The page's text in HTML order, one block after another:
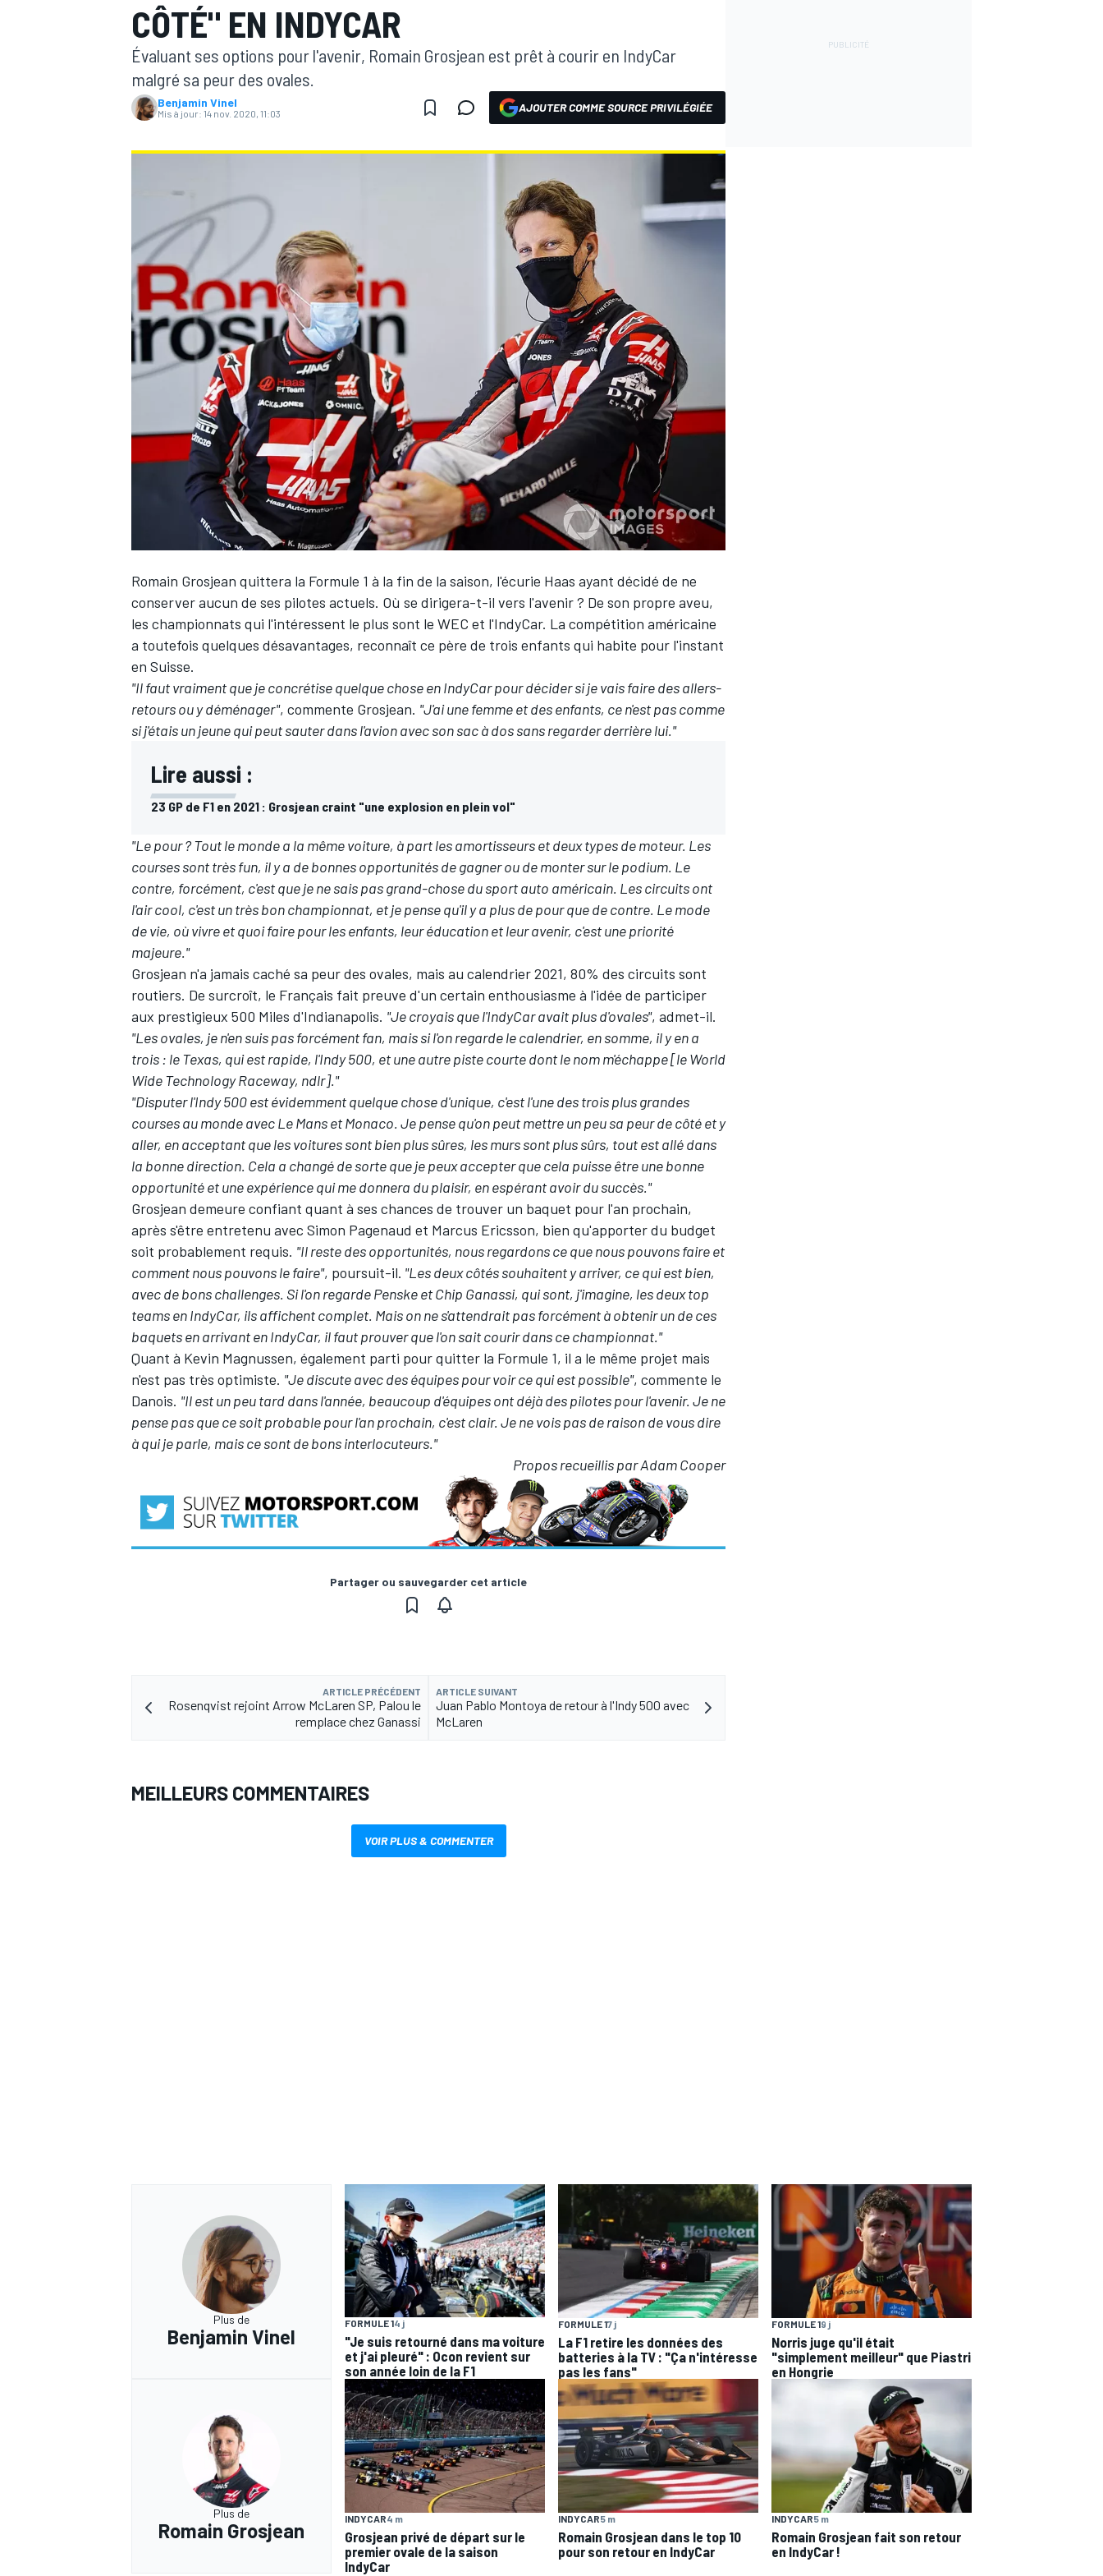
WEC
CÔTÉ" EN INDYCAR
Évaluant ses options pour l'avenir, Romain Grosjean est prêt à courir en IndyCar
malgré sa peur des ovales.
Benjamin Vinel
Mis à jour: 14 nov. 2020, 11:03 AJOUTER COMME SOURCE PRIVILÉGIÉE
Romain Grosjean quittera la Formule 1 à la fin de la saison, l'écurie Haas ayant décidé de ne
conserver aucun de ses pilotes actuels. Où se dirigera-t-il vers l'avenir ? De son propre aveu,
les championnats qui l'intéressent le plus sont le WEC et l'IndyCar. La compétition américaine
a toutefois quelques désavantages, reconnaît ce père de trois enfants qui habite pour l'instant
en Suisse.
"Il faut vraiment que je concrétise quelque chose en IndyCar pour décider si je vais faire des allers-
retours ou y déménager", commente Grosjean. "J'ai une femme et des enfants, ce n'est pas comme
si j'étais un jeune qui peut sauter dans l'avion avec son sac à dos sans regarder derrière lui."
Lire aussi :
23 GP de F1 en 2021 : Grosjean craint "une explosion en plein vol"
"Le pour ? Tout le monde a la même voiture, à part les amortisseurs et deux types de moteur. Les
courses sont très fun, il y a de bonnes opportunités de gagner ou de monter sur le podium. Le
contre, forcément, c'est que je ne sais pas grand-chose du sport auto américain. Les circuits ont
l'air cool, c'est un très bon championnat, et je pense qu'il y a plus de pour que de contre. Le mode
de vie, où vivre et quoi faire pour les enfants, leur éducation et leur avenir, c'est une priorité
majeure."
Grosjean n'a jamais caché sa peur des ovales, mais au calendrier 2021, 80% des circuits sont
routiers. De surcroît, le Français fait preuve d'un certain enthousiasme à l'idée de participer
aux prestigieux 500 Miles d'Indianapolis. "Je croyais que l'IndyCar avait plus d'ovales", admet-il.
"Les ovales, je n'en suis pas forcément fan, mais si l'on regarde le calendrier, en somme, il y en a
trois : le Texas, qui est rapide, l'Indy 500, et une autre piste courte dont le nom m'échappe [le World
Wide Technology Raceway, ndlr]."
"Disputer l'Indy 500 est évidemment quelque chose d'unique, c'est l'une des trois plus grandes
courses au monde avec Le Mans et Monaco. Je pense qu'on peut mettre un peu sa peur de côté et y
aller, en acceptant que les voitures sont bien plus sûres, les murs sont plus sûrs, tout est allé dans
la bonne direction. Cela a changé de sorte que je peux accepter que cela puisse être une bonne
opportunité et une expérience qui me donnera du plaisir, en espérant avoir du succès."
Grosjean demeure confiant quant à ses chances de trouver un baquet pour l'an prochain,
après s'être entretenu avec Simon Pagenaud et Marcus Ericsson, bien qu'apporter du budget
soit probablement requis. "Il reste des opportunités, nous regardons ce que nous pouvons faire et
comment nous pouvons le faire", poursuit-il. "Les deux côtés souhaitent y arriver, ce qui est bien,
avec de bons challenges. Si l'on regarde Penske et Chip Ganassi, qui sont, j'imagine, les deux top
teams en IndyCar, ils affichent complet. Mais on ne s'attendrait pas forcément à obtenir un de ces
baquets en arrivant en IndyCar, il faut prouver que l'on sait courir dans ce championnat."
Quant à Kevin Magnussen, également parti pour quitter la Formule 1, il a le même projet mais
n'est pas très optimiste. "Je discute avec des équipes pour voir ce qui est possible", commente le
Danois. "Il est un peu tard dans l'année, beaucoup d'équipes ont déjà des pilotes pour l'avenir. Je ne
pense pas que ce soit probable pour l'an prochain, c'est clair. Je ne vois pas de raison de vous dire
à qui je parle, mais ce sont de bons interlocuteurs."
Propos recueillis par Adam Cooper
Partager ou sauvegarder cet article
ARTICLE PRÉCÉDENT
Rosenqvist rejoint Arrow McLaren SP, Palou le
remplace chez Ganassi
ARTICLE SUIVANT
Juan Pablo Montoya de retour à l'Indy 500 avec
McLaren
MEILLEURS COMMENTAIRES
VOIR PLUS & COMMENTER
Plus de
Benjamin Vinel
FORMULE 14 j
"Je suis retourné dans ma voiture
et j'ai pleuré" : Ocon revient sur
son année loin de la F1
FORMULE 17 j
La F1 retire les données des
batteries à la TV : "Ça n'intéresse
pas les fans"
FORMULE 19 j
Norris juge qu'il était
"simplement meilleur" que Piastri
en Hongrie
Plus de
Romain Grosjean
INDYCAR4 m
Grosjean privé de départ sur le
premier ovale de la saison
IndyCar
INDYCAR5 m
Romain Grosjean dans le top 10
pour son retour en IndyCar
INDYCAR5 m
Romain Grosjean fait son retour
en IndyCar !